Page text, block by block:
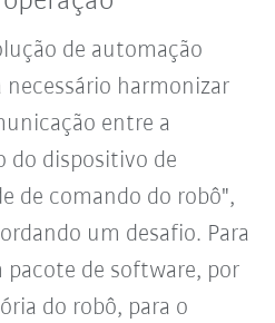
de automação
necessário harmonizar
entre a
do dispositivo de
de comando do robô",
um desafio. Para
pacote de software, por
do robô, para o